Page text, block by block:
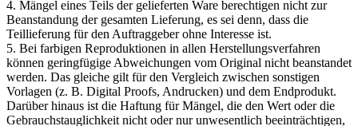
4. Mängel eines Teils der gelieferten Ware berechtigen nicht zur
Beanstandung der gesamten Lieferung, es sei denn, dass die
Teillieferung für den Auftraggeber ohne Interesse ist.
5. Bei farbigen Reproduktionen in allen Herstellungsverfahren
können geringfügige Abweichungen vom Original nicht beanstandet
werden. Das gleiche gilt für den Vergleich zwischen sonstigen
Vorlagen (z. B. Digital Proofs, Andrucken) und dem Endprodukt.
Darüber hinaus ist die Haftung für Mängel, die den Wert oder die
Gebrauchstauglichkeit nicht oder nur unwesentlich beeinträchtigen,